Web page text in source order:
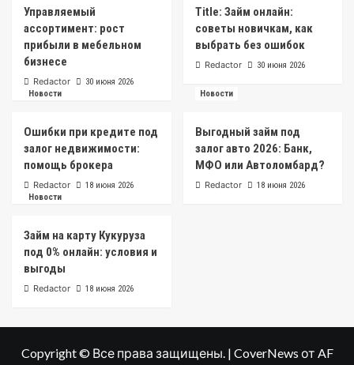
Управляемый
ассортимент: рост
прибыли в мебельном
бизнесе
Redactor 30 июня 2026
Title: Займ онлайн:
советы новичкам, как
выбрать без ошибок
Redactor 30 июня 2026
Новости
Ошибки при кредите под
залог недвижимости:
помощь брокера
Redactor 18 июня 2026
Новости
Выгодный займ под
залог авто 2026: Банк,
МФО или Автоломбард?
Redactor
18 июня 2026
Новости
Займ на карту Кукуруза
под 0% онлайн: условия и
выгоды
Redactor 18 июня 2026
Copyright © Все права защищены. | CoverNews от AF